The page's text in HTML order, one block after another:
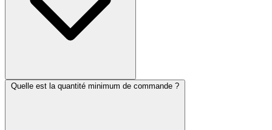
Quelle est la quantité minimum de commande ?